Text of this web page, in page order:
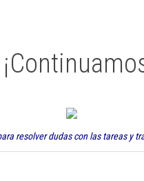
resolver dudas con las tareas y